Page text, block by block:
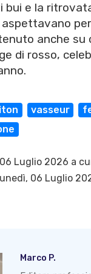
bui e la
anche
di rosso,
vasseur
Luglio 2026 a
06 Luglio
Marco P.